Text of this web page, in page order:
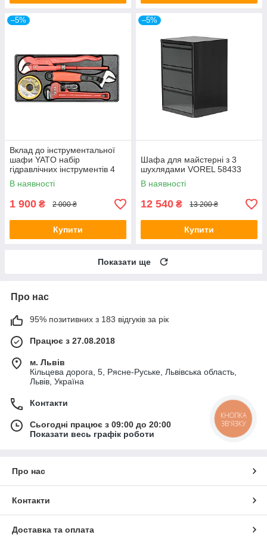
–5%
Вклад до інструментальної
шафи YATO набір
гідравлічних інструментів 4
шт YT-55480
В наявності
1 900 ₴ 2 000 ₴
Купити
–5%
Шафа для майстерні з 3
шухлядами VOREL 58433
В наявності
12 540 ₴ 13 200 ₴
Купити
Показати ще
Про нас
95% позитивних з 183 відгуків за рік
Працює з 27.08.2018
м. Львів
Кільцева дорога, 5, Рясне-Руське, Львівська область,
Львів, Україна
Контакти
Сьогодні працює з 09:00 до 20:00
Показати весь графік роботи
Про нас
Контакти
Доставка та оплата
КНОПКА
ЗВ'ЯЗКУ